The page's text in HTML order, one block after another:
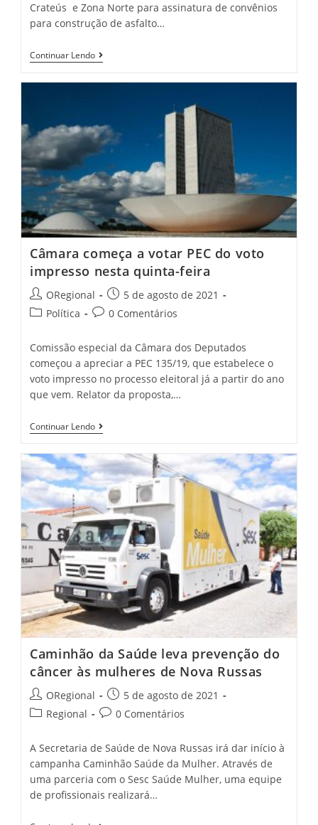
Crateús e Zona Norte para assinatura de convênios
para construção de asfalto…
Continuar LendoSanta
Quitéria,
E
Hidrolândia
Assinam
Convênios
De
Asfalto
Com
A
SOP
Câmara começa a votar PEC do voto
impresso nesta quinta-feira
Post
author:
ORegional
Post
published:
5 de agosto de 2021
PostPolítica
Post0 Comentários
Comissão especial da Câmara dos Deputados
começou a apreciar a PEC 135/19, que estabelece o
voto impresso no processo eleitoral já a partir do ano
que vem. Relator da proposta,…
Continuar LendoCâmara
Começa
Votar
PEC
Do
Voto
Impresso
Nesta
Quinta-
Feira
Caminhão da Saúde leva prevenção do
câncer às mulheres de Nova Russas
Post
author:
ORegional
Post
published:
5 de agosto de 2021
PostRegional
Post0 Comentários
A Secretaria de Saúde de Nova Russas irá dar início à
campanha Caminhão Saúde da Mulher. Através de
uma parceria com o Sesc Saúde Mulher, uma equipe
de profissionais realizará…